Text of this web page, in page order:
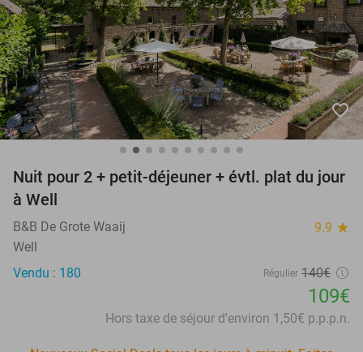
favorite_border
Nuit pour 2 + petit-déjeuner + évtl. plat du jour
à Well
B&B De Grote Waaij 9.9 star
Well
Vendu : 180
Régulier 140€
109€
Hors taxe de séjour d'environ 1,50€ p.p.p.n.